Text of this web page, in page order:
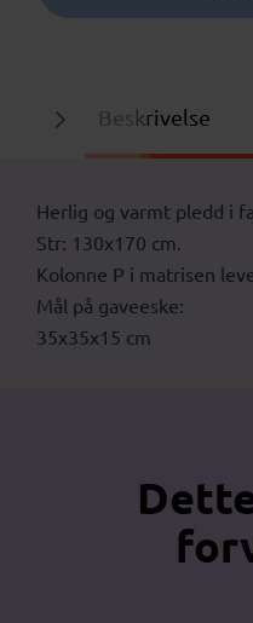
Beskrivelse
Herlig og varmt pledd i
Str: 130x170 cm.
Kolonne P i matrisen
Mål på gaveeske:
35x35x15 cm